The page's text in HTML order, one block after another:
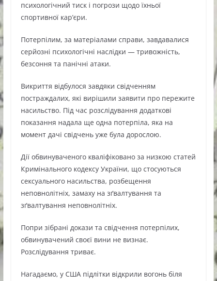
психологічний тиск і погрози щодо їхньої
спортивної кар’єри.
Потерпілим, за матеріалами справи, завдавалися
серйозні психологічні наслідки — тривожність,
безсоння та панічні атаки.
Викриття відбулося завдяки свідченням
постраждалих, які вирішили заявити про пережите
насильство. Під час розслідування додаткові
показання надала ще одна потерпіла, яка на
момент дачі свідчень уже була дорослою.
Дії обвинуваченого кваліфіковано за низкою статей
Кримінального кодексу України, що стосуються
сексуального насильства, розбещення
неповнолітніх, замаху на зґвалтування та
зґвалтування неповнолітніх.
Попри зібрані докази та свідчення потерпілих,
обвинувачений своєї вини не визнає.
Розслідування триває.
Нагадаємо, у США підлітки відкрили вогонь біля